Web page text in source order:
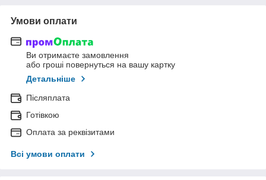
Умови оплати
Ви отримаєте замовлення
або гроші повернуться на вашу картку
Детальніше
Післяплата
Готівкою
Оплата за реквізитами
Всі умови оплати